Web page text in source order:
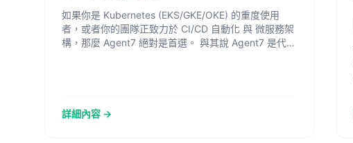
如果你是 Kubernetes (EKS/GKE/OKE) 的重度使用
者，或者你的團隊正致力於 CI/CD 自動化 與 微服務架
構，那麼 Agent7 絕對是首選。 與其說 Agent7 是代
詳細內容 →